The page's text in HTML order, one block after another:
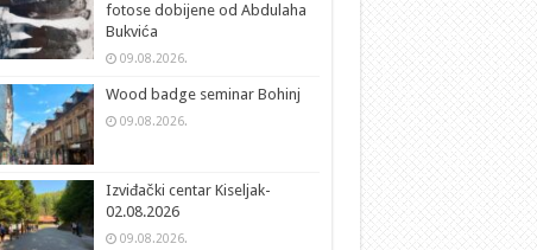
fotose dobijene od Abdulaha
Bukvića
09.08.2026.
Wood badge seminar Bohinj
09.08.2026.
Izviđački centar Kiseljak-
02.08.2026
09.08.2026.